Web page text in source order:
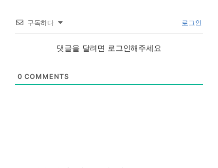
구독하다 로그인
댓글을 달려면 로그인해주세요
0 COMMENTS